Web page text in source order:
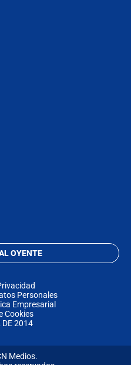
OYENTE
Personales
Empresarial
Cookies
DE 2014
Medios.